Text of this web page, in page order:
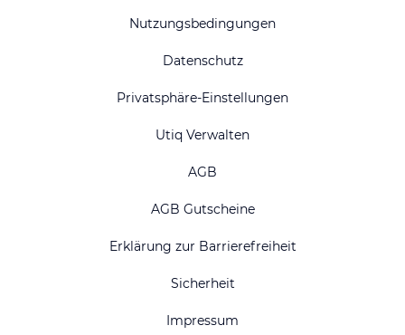
Nutzungsbedingungen
Datenschutz
Privatsphäre-Einstellungen
Utiq Verwalten
AGB
AGB Gutscheine
Erklärung zur Barrierefreiheit
Sicherheit
Impressum